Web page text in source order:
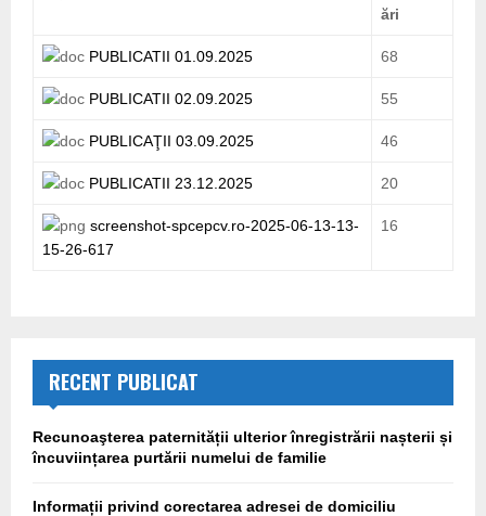
ări
PUBLICATII 01.09.2025 68
PUBLICATII 02.09.2025 55
PUBLICAŢII 03.09.2025 46
PUBLICATII 23.12.2025 20
screenshot-spcepcv.ro-2025-06-13-13-
15-26-617
16
RECENT PUBLICAT
Recunoaşterea paternității ulterior înregistrării nașterii și
încuviințarea purtării numelui de familie
Informații privind corectarea adresei de domiciliu